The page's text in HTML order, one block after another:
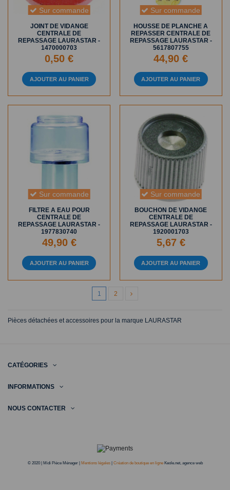
Sur commande
JOINT DE VIDANGE
CENTRALE DE
REPASSAGE LAURASTAR -
1470000703
0,50 €
AJOUTER AU PANIER
Sur commande
HOUSSE DE PLANCHE A
REPASSER CENTRALE DE
REPASSAGE LAURASTAR -
5617807755
44,90 €
AJOUTER AU PANIER
Sur commande
FILTRE A EAU POUR
CENTRALE DE
REPASSAGE LAURASTAR -
1977830740
49,90 €
AJOUTER AU PANIER
Sur commande
BOUCHON DE VIDANGE
CENTRALE DE
REPASSAGE LAURASTAR -
1920001703
5,67 €
AJOUTER AU PANIER
1 2
Pièces détachées et accessoires pour la marque LAURASTAR
CATÉGORIES
INFORMATIONS
NOUS CONTACTER
© 2020 | Midi Pièce Ménager | Mentions légales| Création de boutique en ligneKeole.net, agence web